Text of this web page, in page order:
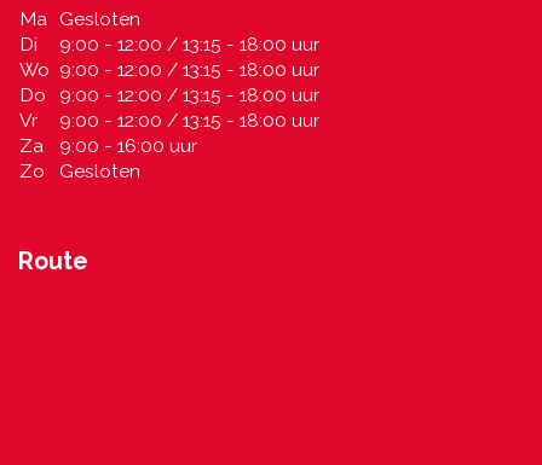
Ma Gesloten
Di
9:00 - 12:00 / 13:15 - 18:00 uur
Wo 9:00 - 12:00 / 13:15 - 18:00 uur
Do
9:00 - 12:00 / 13:15 - 18:00 uur
Vr
9:00 - 12:00 / 13:15 - 18:00 uur
Za
9:00 - 16:00 uur
Zo
Gesloten
Route